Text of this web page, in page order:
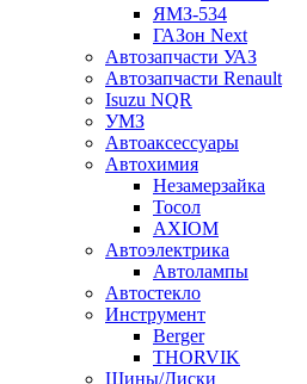
ЯМЗ-534
ГАЗон Next
Автозапчасти УАЗ
Автозапчасти Renault
Isuzu NQR
УМЗ
Автоаксессуары
Автохимия
Незамерзайка
Тосол
AXIOM
Автоэлектрика
Автолампы
Автостекло
Инструмент
Berger
THORVIK
Шины/Диски